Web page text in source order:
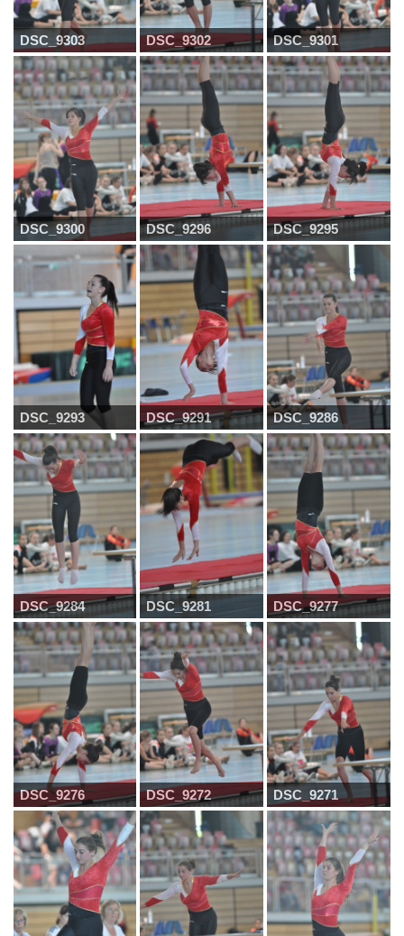
DSC_9303 DSC_9302 DSC_9301
DSC_9300 DSC_9296 DSC_9295
DSC_9293 DSC_9291 DSC_9286
DSC_9284 DSC_9281 DSC_9277
DSC_9276 DSC_9272 DSC_9271